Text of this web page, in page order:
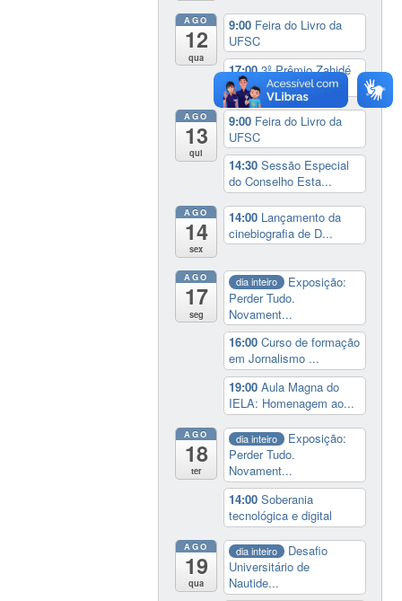
AGO
12
qua
9:00 Feira do Livro da
UFSC
17:003º Prêmio Zahidé
Muzart
AGO
13
qui
9:00 Feira do Livro da
UFSC
14:30Sessão Especial
do Conselho Esta...
AGO
14
sex
14:00 Lançamento da
cinebiografia de D...
AGO
17
seg
dia inteiro
Exposição:
Perder Tudo.
Novament...
16:00Curso de formação
em Jornalismo ...
19:00Aula Magna do
IELA: Homenagem ao...
AGO
18
ter
dia inteiro
Exposição:
Perder Tudo.
Novament...
14:00Soberania
tecnológica e digital
AGO
19
qua
dia inteiro
Desafio
Universitário de
Nautide...